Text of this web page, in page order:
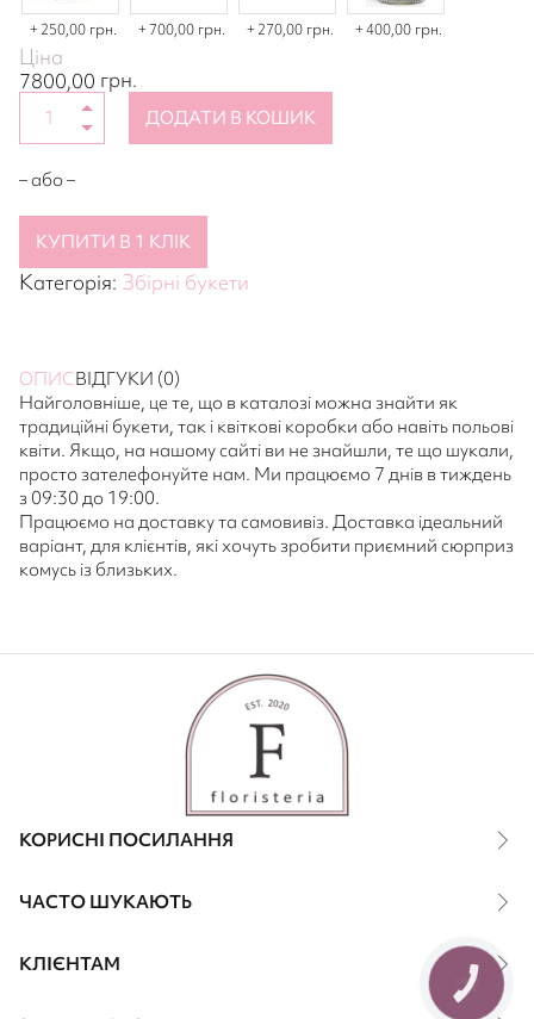
250,00 грн. 700,00 грн. 270,00 грн. 400,00 грн.
Ціна
7800,00 грн.
ДОДАТИ В КОШИК
– або –
КУПИТИ В 1 КЛІК
Категорія: Збірні букети
ОПИСВІДГУКИ (0)
Найголовніше, це те, що в каталозі можна знайти як
традиційні букети, так і квіткові коробки або навіть польові
квіти. Якщо, на нашому сайті ви не знайшли, те що шукали,
просто зателефонуйте нам. Ми працюємо 7 днів в тиждень
з 09:30 до 19:00.
Працюємо на доставку та самовивіз. Доставка ідеальний
варіант, для клієнтів, які хочуть зробити приємний сюрприз
комусь із близьких.
КОРИСНІ ПОСИЛАННЯ
ЧАСТО ШУКАЮТЬ
КЛІЄНТАМ
КНОПКА
ЗВ'ЯЗКУ